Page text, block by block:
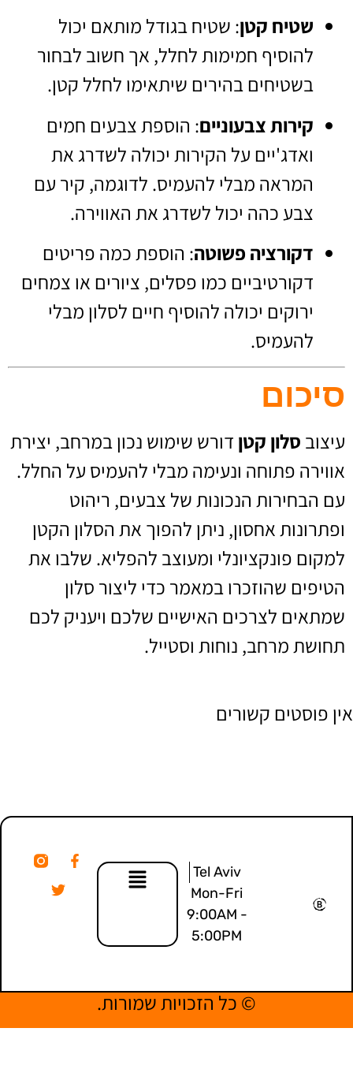
שטיח קטן: שטיח בגודל מותאם יכול
להוסיף חמימות לחלל, אך חשוב לבחור
בשטיחים בהירים שיתאימו לחלל קטן.
קירות צבעוניים: הוספת צבעים חמים
ואדג'יים על הקירות יכולה לשדרג את
המראה מבלי להעמיס. לדוגמה, קיר עם
צבע כהה יכול לשדרג את האווירה.
דקורציה פשוטה: הוספת כמה פריטים
דקורטיביים כמו פסלים, ציורים או צמחים
ירוקים יכולה להוסיף חיים לסלון מבלי
להעמיס.
סיכום
עיצוב סלון קטן דורש שימוש נכון במרחב, יצירת
אווירה פתוחה ונעימה מבלי להעמיס על החלל.
עם הבחירות הנכונות של צבעים, ריהוט
ופתרונות אחסון, ניתן להפוך את הסלון הקטן
למקום פונקציונלי ומעוצב להפליא. שלבו את
הטיפים שהוזכרו במאמר כדי ליצור סלון
שמתאים לצרכים האישיים שלכם ויעניק לכם
תחושת מרחב, נוחות וסטייל.
אין פוסטים קשורים
Tel Aviv
Mon-Fri
9:00AM -
5:00PM
© כל הזכויות שמורות.